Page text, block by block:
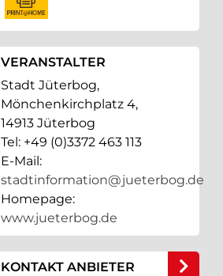
VERANSTALTER
Stadt Jüterbog,
Mönchenkirchplatz 4,
14913 Jüterbog
Tel: +49 (0)3372 463 113
E-Mail:
stadtinformation@jueterbog.de
Homepage:
www.jueterbog.de
KONTAKT ANBIETER